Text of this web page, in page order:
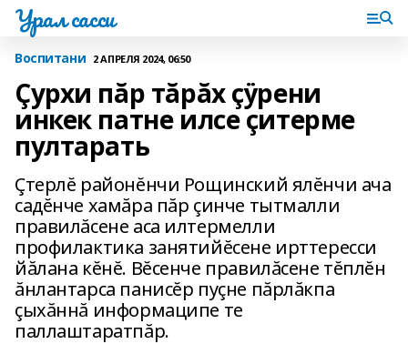
Урал сасси
Воспитани 2 АПРЕЛЯ 2024, 06:50
Çурхи пăр тăрăх çÿрени
инкек патне илсе çитерме
пултарать
Çтерлĕ районĕнчи Рощинский ялĕнчи ача
садĕнче хамăра пăр çинче тытмалли
правилăсене аса илтермелли
профилактика занятийĕсене ирттересси
йăлана кĕнĕ. Вĕсенче правилăсене тĕплĕн
ăнлантарса панисĕр пуçне пăрлăкпа
çыхăннă информаципе те
паллаштаратпăр.